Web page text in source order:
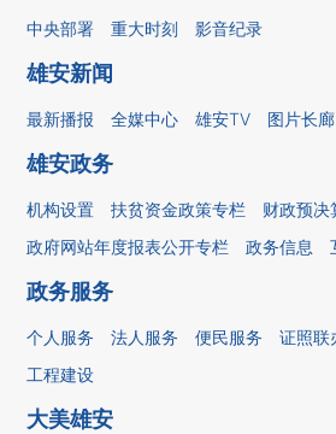
中央部署 重大时刻 影音纪录
雄安新闻
最新播报 全媒中心 雄安TV 图片长廊
雄安政务
机构设置 扶贫资金政策专栏
财政预决
政府网站年度报表公开专栏
政务信息
政务服务
个人服务 法人服务 便民服务 证照联
工程建设
大美雄安